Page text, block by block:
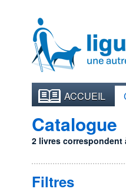
ACCUEIL
Catalogue
2 livres correspondent
Filtres